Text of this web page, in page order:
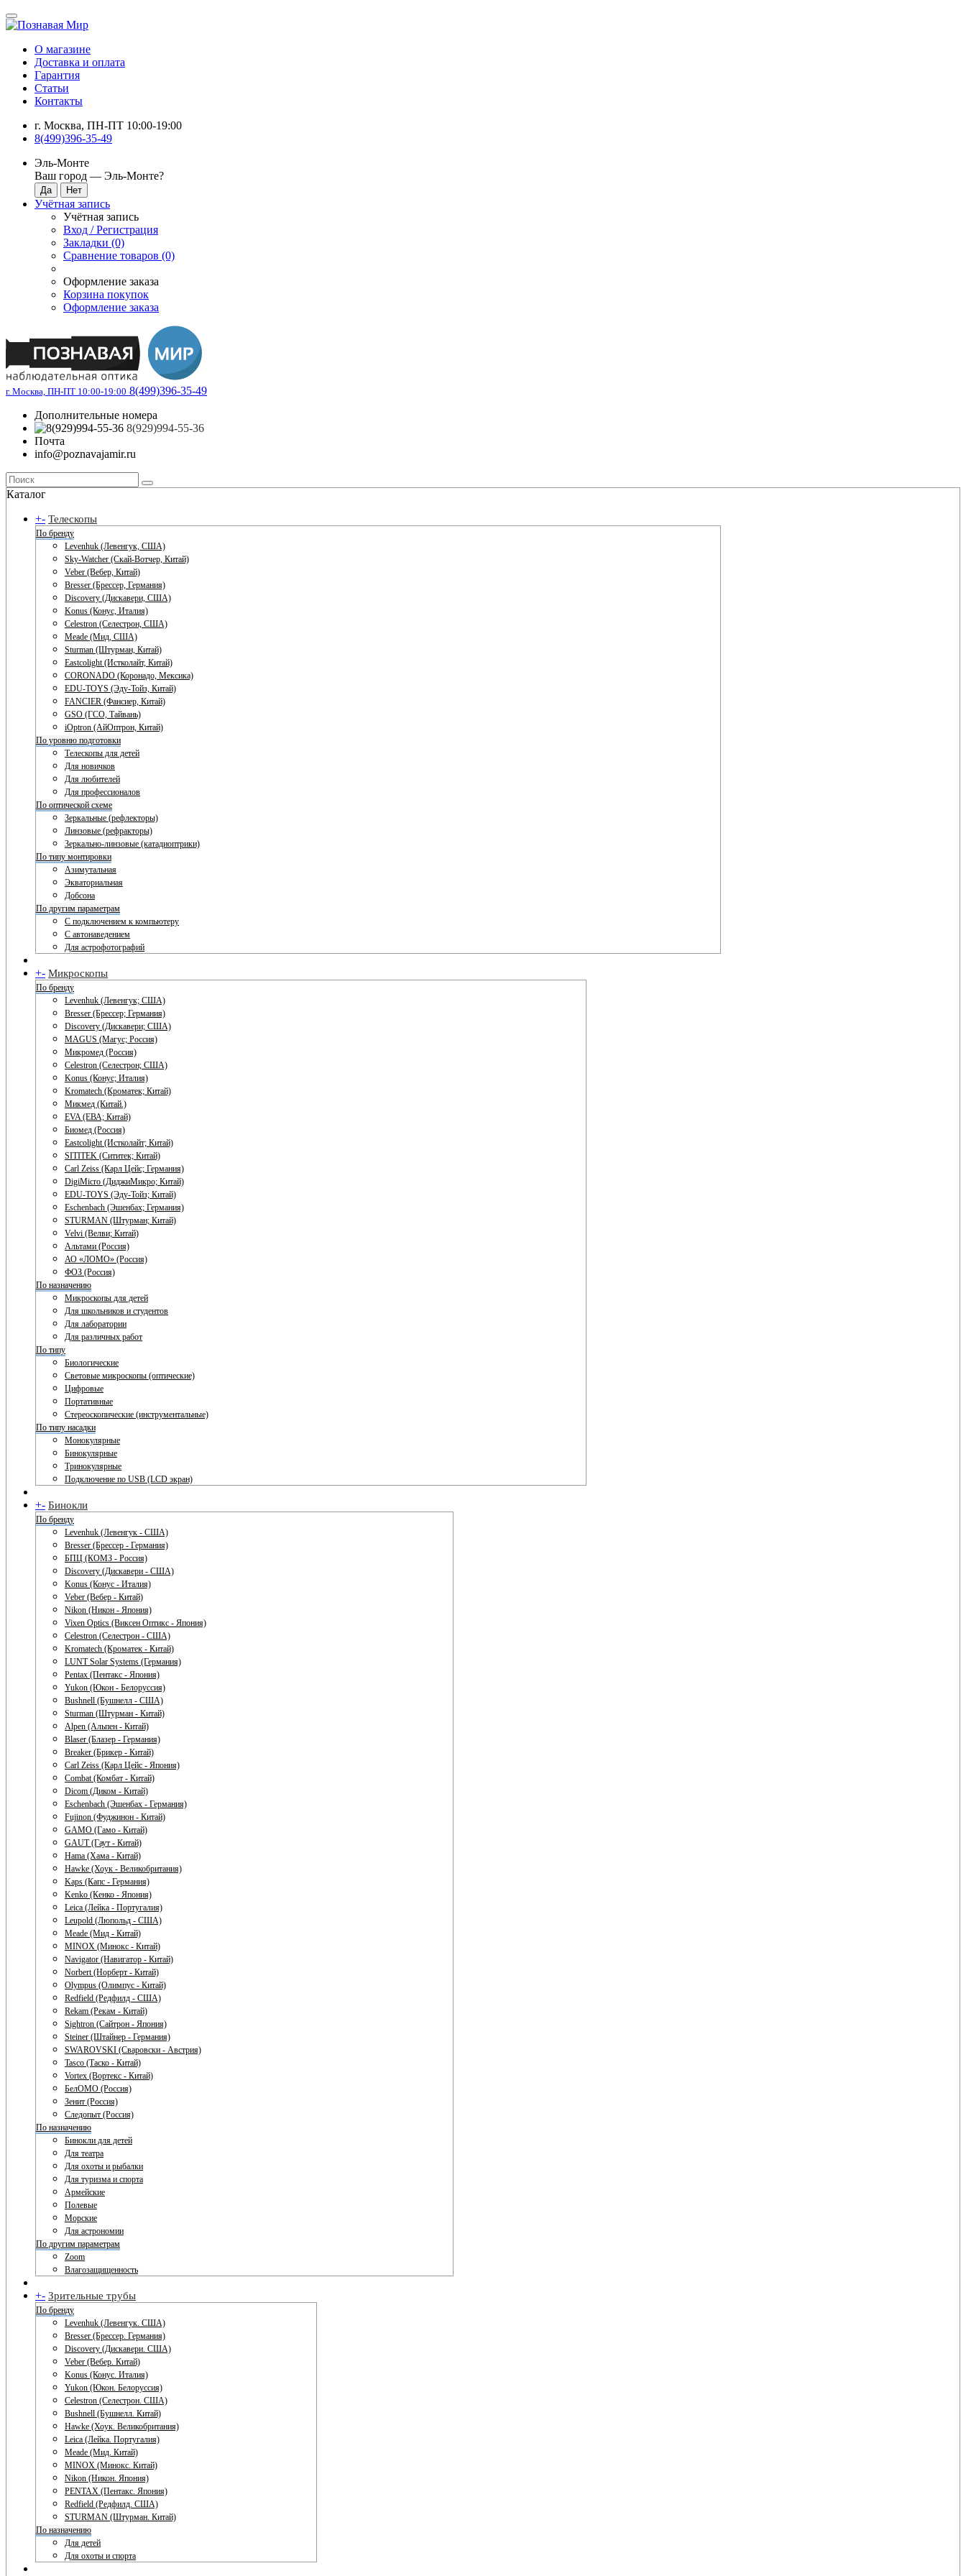
О магазине
Доставка и оплата
Гарантия
Статьи
Контакты
г. Москва, ПН-ПТ 10:00-19:00
8(499)396-35-49
Эль-Монте
Ваш город — Эль-Монте?
Учётная запись
Учётная запись
Вход / Регистрация
Закладки (0)
Сравнение товаров (0)
Оформление заказа
Корзина покупок
Оформление заказа
г. Москва, ПН-ПТ 10:00-19:00 8(499)396-35-49
Дополнительные номера
8(929)994-55-36
Почта
info@poznavajamir.ru
Каталог
+- Телескопы
По бренду
Levenhuk (Левенгук, США)
Sky-Watcher (Скай-Вотчер, Китай)
Veber (Вебер, Китай)
Bresser (Брессер, Германия)
Discovery (Дискавери, США)
Konus (Конус, Италия)
Celestron (Селестрон, США)
Meade (Мид, США)
Sturman (Штурман, Китай)
Eastcolight (Истколайт, Китай)
CORONADO (Коронадо, Мексика)
EDU-TOYS (Эду-Тойз, Китай)
FANCIER (Фансиер, Китай)
GSO (ГСО, Тайвань)
iOptron (АйОптрон, Китай)
По уровню подготовки
Телескопы для детей
Для новичков
Для любителей
Для профессионалов
По оптической схеме
Зеркальные (рефлекторы)
Линзовые (рефракторы)
Зеркально-линзовые (катадиоптрики)
По типу монтировки
Азимутальная
Экваториальная
Добсона
По другим параметрам
С подключением к компьютеру
С автонаведением
Для астрофотографий
+- Микроскопы
По бренду
Levenhuk (Левенгук; США)
Bresser (Брессер; Германия)
Discovery (Дискавери; США)
MAGUS (Магус; Россия)
Микромед (Россия)
Celestron (Селестрон; США)
Konus (Конус; Италия)
Kromatech (Кроматек; Китай)
Микмед (Китай.)
EVA (ЕВА; Китай)
Биомед (Россия)
Eastcolight (Истколайт; Китай)
SITITEK (Сититек; Китай)
Carl Zeiss (Карл Цейс; Германия)
DigiMicro (ДиджиМикро; Китай)
EDU-TOYS (Эду-Тойз; Китай)
Eschenbach (Эшенбах; Германия)
STURMAN (Штурман; Китай)
Velvi (Велви; Китай)
Альтами (Россия)
АО «ЛОМО» (Россия)
ФОЗ (Россия)
По назначению
Микроскопы для детей
Для школьников и студентов
Для лаборатории
Для различных работ
По типу
Биологические
Световые микроскопы (оптические)
Цифровые
Портативные
Стереоскопические (инструментальные)
По типу насадки
Монокулярные
Бинокулярные
Тринокулярные
Подключение по USB (LCD экран)
+- Бинокли
По бренду
Levenhuk (Левенгук - США)
Bresser (Брессер - Германия)
БПЦ (КОМЗ - Россия)
Discovery (Дискавери - США)
Konus (Конус - Италия)
Veber (Вебер - Китай)
Nikon (Никон - Япония)
Vixen Optics (Виксен Оптикс - Япония)
Celestron (Селестрон - США)
Kromatech (Кроматек - Китай)
LUNT Solar Systems (Германия)
Pentax (Пентакс - Япония)
Yukon (Юкон - Белоруссия)
Bushnell (Бушнелл - США)
Sturman (Штурман - Китай)
Alpen (Альпен - Китай)
Blaser (Блазер - Германия)
Breaker (Брикер - Китай)
Carl Zeiss (Карл Цейс - Япония)
Combat (Комбат - Китай)
Dicom (Диком - Китай)
Eschenbach (Эшенбах - Германия)
Fujinon (Фуджинон - Китай)
GAMO (Гамо - Китай)
GAUT (Гаут - Китай)
Hama (Хама - Китай)
Hawke (Хоук - Великобритания)
Kaps (Капс - Германия)
Kenko (Кенко - Япония)
Leica (Лейка - Португалия)
Leupold (Люпольд - США)
Meade (Мид - Китай)
MINOX (Минокс - Китай)
Navigator (Навигатор - Китай)
Norbert (Норберт - Китай)
Olympus (Олимпус - Китай)
Redfield (Редфилд - США)
Rekam (Рекам - Китай)
Sightron (Сайтрон - Япония)
Steiner (Штайнер - Германия)
SWAROVSKI (Сваровски - Австрия)
Tasco (Таско - Китай)
Vortex (Вортекс - Китай)
БелОМО (Россия)
Зенит (Россия)
Следопыт (Россия)
По назначению
Бинокли для детей
Для театра
Для охоты и рыбалки
Для туризма и спорта
Армейские
Полевые
Морские
Для астрономии
По другим параметрам
Zoom
Влагозащищенность
+- Зрительные трубы
По бренду
Levenhuk (Левенгук. США)
Bresser (Брессер. Германия)
Discovery (Дискавери. США)
Veber (Вебер. Китай)
Konus (Конус. Италия)
Yukon (Юкон. Белоруссия)
Celestron (Селестрон. США)
Bushnell (Бушнелл. Китай)
Hawke (Хоук. Великобритания)
Leica (Лейка. Португалия)
Meade (Мид. Китай)
MINOX (Минокс. Китай)
Nikon (Никон. Япония)
PENTAX (Пентакс. Япония)
Redfield (Редфилд. США)
STURMAN (Штурман. Китай)
По назначению
Для детей
Для охоты и спорта